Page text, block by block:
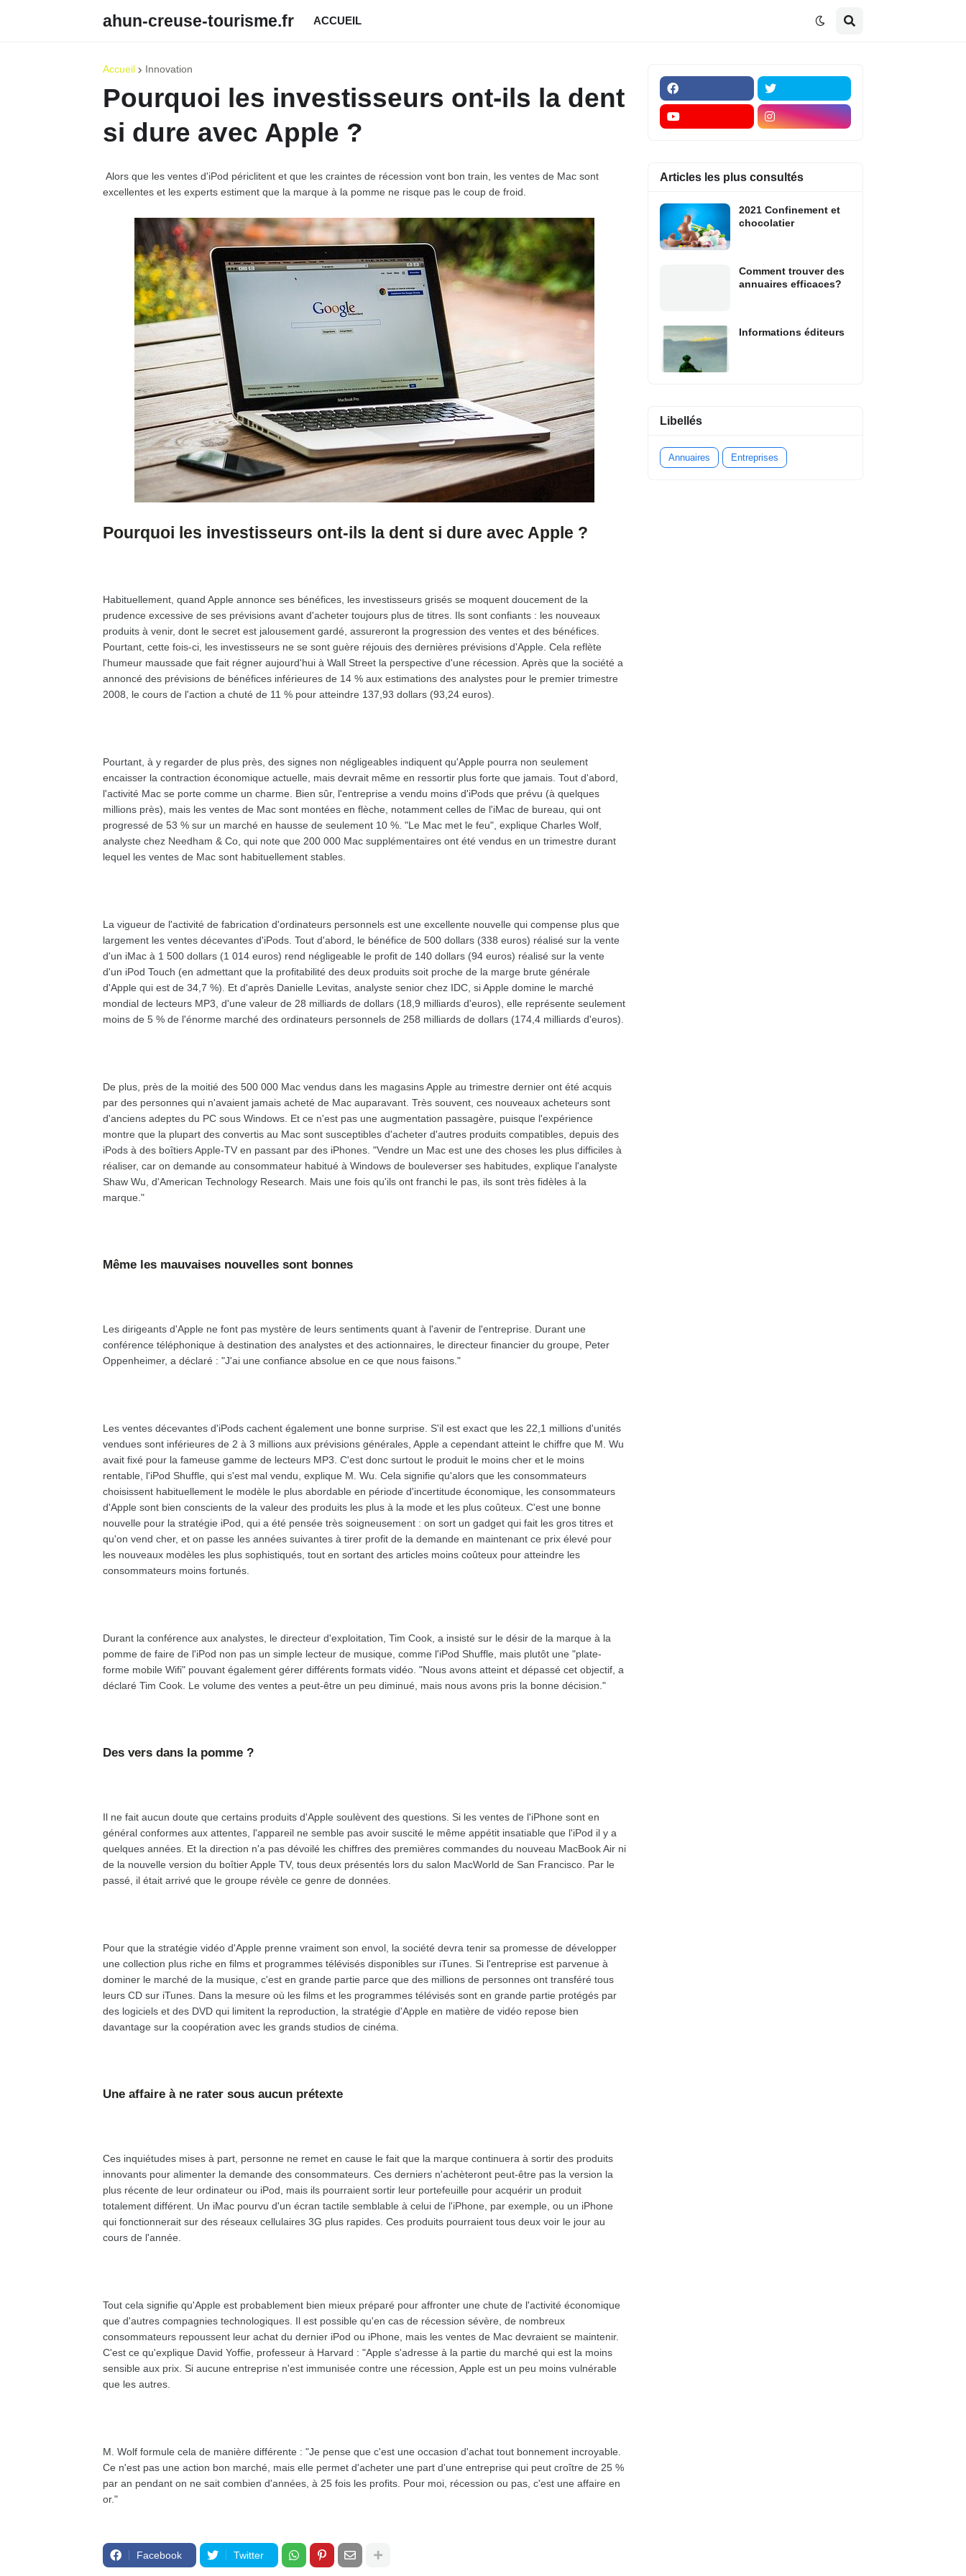
ahun-creuse-tourisme.fr ACCUEIL
Accueil Innovation
Pourquoi les investisseurs ont-ils la dent
si dure avec Apple ?
Alors que les ventes d'iPod périclitent et que les craintes de récession vont bon train, les ventes de Mac sont
excellentes et les experts estiment que la marque à la pomme ne risque pas le coup de froid.
Pourquoi les investisseurs ont-ils la dent si dure avec Apple ?
Habituellement, quand Apple annonce ses bénéfices, les investisseurs grisés se moquent doucement de la
prudence excessive de ses prévisions avant d'acheter toujours plus de titres. Ils sont confiants : les nouveaux
produits à venir, dont le secret est jalousement gardé, assureront la progression des ventes et des bénéfices.
Pourtant, cette fois-ci, les investisseurs ne se sont guère réjouis des dernières prévisions d'Apple. Cela reflète
l'humeur maussade que fait régner aujourd'hui à Wall Street la perspective d'une récession. Après que la société a
annoncé des prévisions de bénéfices inférieures de 14 % aux estimations des analystes pour le premier trimestre
2008, le cours de l'action a chuté de 11 % pour atteindre 137,93 dollars (93,24 euros).
Pourtant, à y regarder de plus près, des signes non négligeables indiquent qu'Apple pourra non seulement
encaisser la contraction économique actuelle, mais devrait même en ressortir plus forte que jamais. Tout d'abord,
l'activité Mac se porte comme un charme. Bien sûr, l'entreprise a vendu moins d'iPods que prévu (à quelques
millions près), mais les ventes de Mac sont montées en flèche, notamment celles de l'iMac de bureau, qui ont
progressé de 53 % sur un marché en hausse de seulement 10 %. "Le Mac met le feu", explique Charles Wolf,
analyste chez Needham & Co, qui note que 200 000 Mac supplémentaires ont été vendus en un trimestre durant
lequel les ventes de Mac sont habituellement stables.
La vigueur de l'activité de fabrication d'ordinateurs personnels est une excellente nouvelle qui compense plus que
largement les ventes décevantes d'iPods. Tout d'abord, le bénéfice de 500 dollars (338 euros) réalisé sur la vente
d'un iMac à 1 500 dollars (1 014 euros) rend négligeable le profit de 140 dollars (94 euros) réalisé sur la vente
d'un iPod Touch (en admettant que la profitabilité des deux produits soit proche de la marge brute générale
d'Apple qui est de 34,7 %). Et d'après Danielle Levitas, analyste senior chez IDC, si Apple domine le marché
mondial de lecteurs MP3, d'une valeur de 28 milliards de dollars (18,9 milliards d'euros), elle représente seulement
moins de 5 % de l'énorme marché des ordinateurs personnels de 258 milliards de dollars (174,4 milliards d'euros).
De plus, près de la moitié des 500 000 Mac vendus dans les magasins Apple au trimestre dernier ont été acquis
par des personnes qui n'avaient jamais acheté de Mac auparavant. Très souvent, ces nouveaux acheteurs sont
d'anciens adeptes du PC sous Windows. Et ce n'est pas une augmentation passagère, puisque l'expérience
montre que la plupart des convertis au Mac sont susceptibles d'acheter d'autres produits compatibles, depuis des
iPods à des boîtiers Apple-TV en passant par des iPhones. "Vendre un Mac est une des choses les plus difficiles à
réaliser, car on demande au consommateur habitué à Windows de bouleverser ses habitudes, explique l'analyste
Shaw Wu, d'American Technology Research. Mais une fois qu'ils ont franchi le pas, ils sont très fidèles à la
marque."
Même les mauvaises nouvelles sont bonnes
Les dirigeants d'Apple ne font pas mystère de leurs sentiments quant à l'avenir de l'entreprise. Durant une
conférence téléphonique à destination des analystes et des actionnaires, le directeur financier du groupe, Peter
Oppenheimer, a déclaré : "J'ai une confiance absolue en ce que nous faisons."
Les ventes décevantes d'iPods cachent également une bonne surprise. S'il est exact que les 22,1 millions d'unités
vendues sont inférieures de 2 à 3 millions aux prévisions générales, Apple a cependant atteint le chiffre que M. Wu
avait fixé pour la fameuse gamme de lecteurs MP3. C'est donc surtout le produit le moins cher et le moins
rentable, l'iPod Shuffle, qui s'est mal vendu, explique M. Wu. Cela signifie qu'alors que les consommateurs
choisissent habituellement le modèle le plus abordable en période d'incertitude économique, les consommateurs
d'Apple sont bien conscients de la valeur des produits les plus à la mode et les plus coûteux. C'est une bonne
nouvelle pour la stratégie iPod, qui a été pensée très soigneusement : on sort un gadget qui fait les gros titres et
qu'on vend cher, et on passe les années suivantes à tirer profit de la demande en maintenant ce prix élevé pour
les nouveaux modèles les plus sophistiqués, tout en sortant des articles moins coûteux pour atteindre les
consommateurs moins fortunés.
Durant la conférence aux analystes, le directeur d'exploitation, Tim Cook, a insisté sur le désir de la marque à la
pomme de faire de l'iPod non pas un simple lecteur de musique, comme l'iPod Shuffle, mais plutôt une "plate-
forme mobile Wifi" pouvant également gérer différents formats vidéo. "Nous avons atteint et dépassé cet objectif, a
déclaré Tim Cook. Le volume des ventes a peut-être un peu diminué, mais nous avons pris la bonne décision."
Des vers dans la pomme ?
Il ne fait aucun doute que certains produits d'Apple soulèvent des questions. Si les ventes de l'iPhone sont en
général conformes aux attentes, l'appareil ne semble pas avoir suscité le même appétit insatiable que l'iPod il y a
quelques années. Et la direction n'a pas dévoilé les chiffres des premières commandes du nouveau MacBook Air ni
de la nouvelle version du boîtier Apple TV, tous deux présentés lors du salon MacWorld de San Francisco. Par le
passé, il était arrivé que le groupe révèle ce genre de données.
Pour que la stratégie vidéo d'Apple prenne vraiment son envol, la société devra tenir sa promesse de développer
une collection plus riche en films et programmes télévisés disponibles sur iTunes. Si l'entreprise est parvenue à
dominer le marché de la musique, c'est en grande partie parce que des millions de personnes ont transféré tous
leurs CD sur iTunes. Dans la mesure où les films et les programmes télévisés sont en grande partie protégés par
des logiciels et des DVD qui limitent la reproduction, la stratégie d'Apple en matière de vidéo repose bien
davantage sur la coopération avec les grands studios de cinéma.
Une affaire à ne rater sous aucun prétexte
Ces inquiétudes mises à part, personne ne remet en cause le fait que la marque continuera à sortir des produits
innovants pour alimenter la demande des consommateurs. Ces derniers n'achèteront peut-être pas la version la
plus récente de leur ordinateur ou iPod, mais ils pourraient sortir leur portefeuille pour acquérir un produit
totalement différent. Un iMac pourvu d'un écran tactile semblable à celui de l'iPhone, par exemple, ou un iPhone
qui fonctionnerait sur des réseaux cellulaires 3G plus rapides. Ces produits pourraient tous deux voir le jour au
cours de l'année.
Tout cela signifie qu'Apple est probablement bien mieux préparé pour affronter une chute de l'activité économique
que d'autres compagnies technologiques. Il est possible qu'en cas de récession sévère, de nombreux
consommateurs repoussent leur achat du dernier iPod ou iPhone, mais les ventes de Mac devraient se maintenir.
C'est ce qu'explique David Yoffie, professeur à Harvard : "Apple s'adresse à la partie du marché qui est la moins
sensible aux prix. Si aucune entreprise n'est immunisée contre une récession, Apple est un peu moins vulnérable
que les autres.
M. Wolf formule cela de manière différente : "Je pense que c'est une occasion d'achat tout bonnement incroyable.
Ce n'est pas une action bon marché, mais elle permet d'acheter une part d'une entreprise qui peut croître de 25 %
par an pendant on ne sait combien d'années, à 25 fois les profits. Pour moi, récession ou pas, c'est une affaire en
or."
Facebook Twitter
Articles les plus consultés
2021 Confinement et
chocolatier
Comment trouver des
annuaires efficaces?
Informations éditeurs
Libellés
Annuaires Entreprises